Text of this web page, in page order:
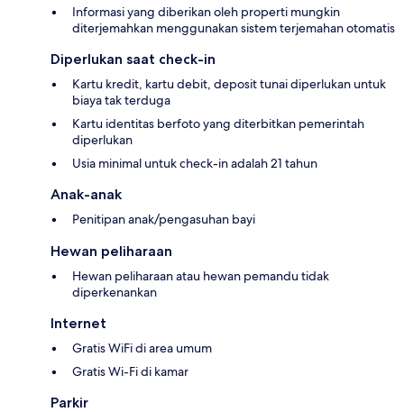
Informasi yang diberikan oleh properti mungkin
diterjemahkan menggunakan sistem terjemahan otomatis
Diperlukan saat check-in
Kartu kredit, kartu debit, deposit tunai diperlukan untuk
biaya tak terduga
Kartu identitas berfoto yang diterbitkan pemerintah
diperlukan
Usia minimal untuk check-in adalah 21 tahun
Anak-anak
Penitipan anak/pengasuhan bayi
Hewan peliharaan
Hewan peliharaan atau hewan pemandu tidak
diperkenankan
Internet
Gratis WiFi di area umum
Gratis Wi-Fi di kamar
Parkir